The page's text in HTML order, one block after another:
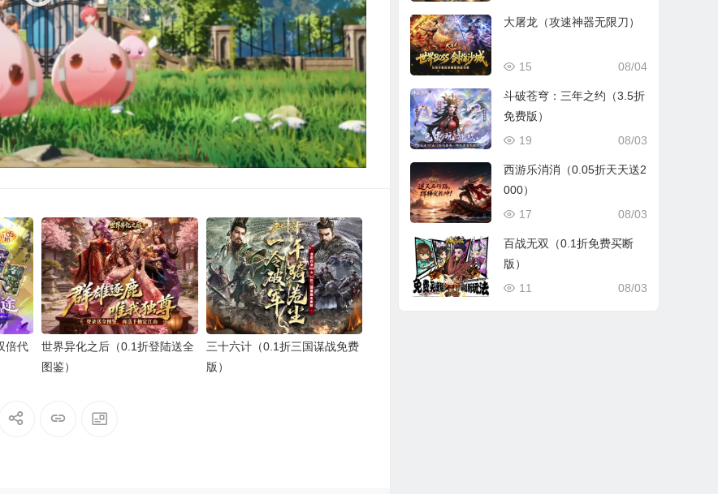
倍代
世界异化之后（0.1折登陆送全
图鉴）
三十六计（0.1折三国谋战免费
版）
大屠龙（攻速神器无限刀）
08/04
15
斗破苍穹：三年之约（3.5折
免费版）
08/03
19
西游乐消消（0.05折天天送2
000）
08/03
17
百战无双（0.1折免费买断
版）
08/03
11